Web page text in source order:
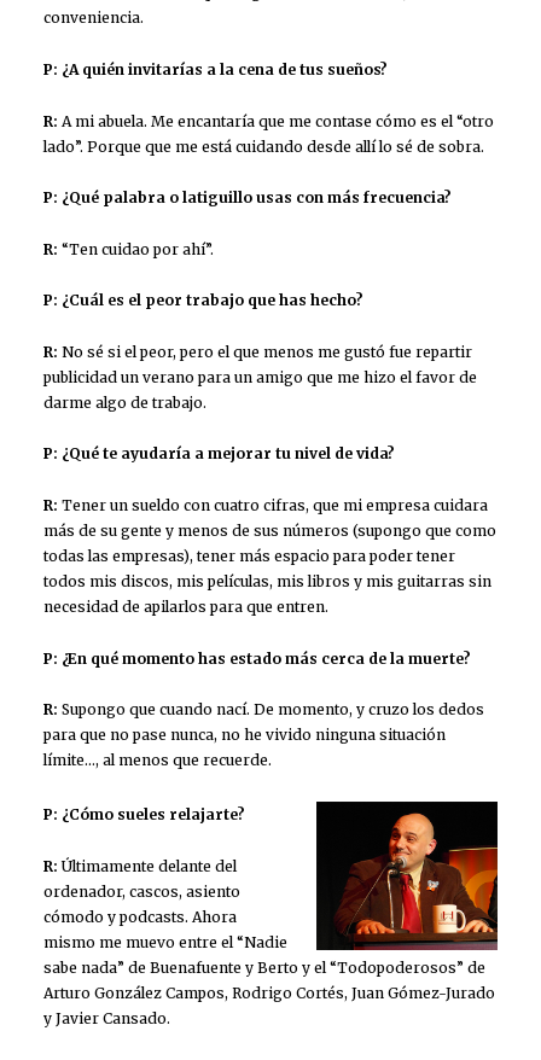
conveniencia.
P: ¿A quién invitarías a la cena de tus sueños?
R: A mi abuela. Me encantaría que me contase cómo es el “otro
lado”. Porque que me está cuidando desde allí lo sé de sobra.
P: ¿Qué palabra o latiguillo usas con más frecuencia?
R: “Ten cuidao por ahí”.
P: ¿Cuál es el peor trabajo que has hecho?
R: No sé si el peor, pero el que menos me gustó fue repartir
publicidad un verano para un amigo que me hizo el favor de
darme algo de trabajo.
P: ¿Qué te ayudaría a mejorar tu nivel de vida?
R: Tener un sueldo con cuatro cifras, que mi empresa cuidara
más de su gente y menos de sus números (supongo que como
todas las empresas), tener más espacio para poder tener
todos mis discos, mis películas, mis libros y mis guitarras sin
necesidad de apilarlos para que entren.
P: ¿En qué momento has estado más cerca de la muerte?
R: Supongo que cuando nací. De momento, y cruzo los dedos
para que no pase nunca, no he vivido ninguna situación
límite…, al menos que recuerde.
P: ¿Cómo sueles relajarte?
R: Últimamente delante del
ordenador, cascos, asiento
cómodo y podcasts. Ahora
mismo me muevo entre el “Nadie
sabe nada” de Buenafuente y Berto y el “Todopoderosos” de
Arturo González Campos, Rodrigo Cortés, Juan Gómez-Jurado
y Javier Cansado.